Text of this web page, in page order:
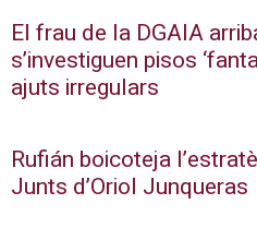
El frau de la DGAIA
s’investiguen pisos
ajuts irregulars
Rufián boicoteja
Junts d’Oriol Junqueras